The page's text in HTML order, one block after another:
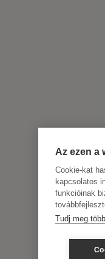
Az ezen a
Cookie-kat
kapcsolatos
funkcióinak
Tudj meg